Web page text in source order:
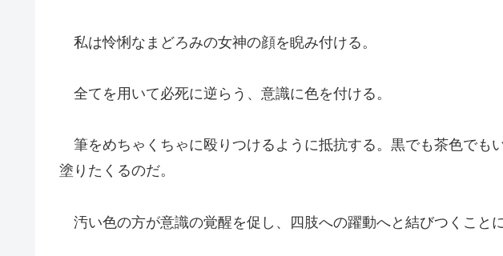
私は怜悧なまどろみの女神の顔を睨み付ける。
全てを用いて必死に逆らう、意識に色を付ける。
筆をめちゃくちゃに殴りつけるように抵抗する。黒でも茶色でも
塗りたくるのだ。
汚い色の方が意識の覚醒を促し、四肢への躍動へと結びつくことに